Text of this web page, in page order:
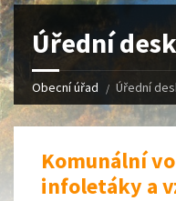
Úřední
Obecní úřad Úřední
Komunální
infoletáky a